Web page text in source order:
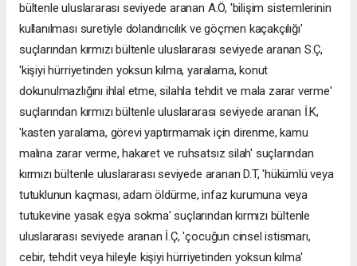
bültenle uluslararası seviyede aranan A.Ö, 'bilişim sistemlerinin
kullanılması suretiyle dolandırıcılık ve göçmen kaçakçılığı'
suçlarından kırmızı bültenle uluslararası seviyede aranan S.Ç,
'kişiyi hürriyetinden yoksun kılma, yaralama, konut
dokunulmazlığını ihlal etme, silahla tehdit ve mala zarar verme'
suçlarından kırmızı bültenle uluslararası seviyede aranan İ.K,
'kasten yaralama, görevi yaptırmamak için direnme, kamu
malına zarar verme, hakaret ve ruhsatsız silah' suçlarından
kırmızı bültenle uluslararası seviyede aranan D.T, 'hükümlü veya
tutuklunun kaçması, adam öldürme, infaz kurumuna veya
tutukevine yasak eşya sokma' suçlarından kırmızı bültenle
uluslararası seviyede aranan İ.Ç, 'çocuğun cinsel istismarı,
cebir, tehdit veya hileyle kişiyi hürriyetinden yoksun kılma'